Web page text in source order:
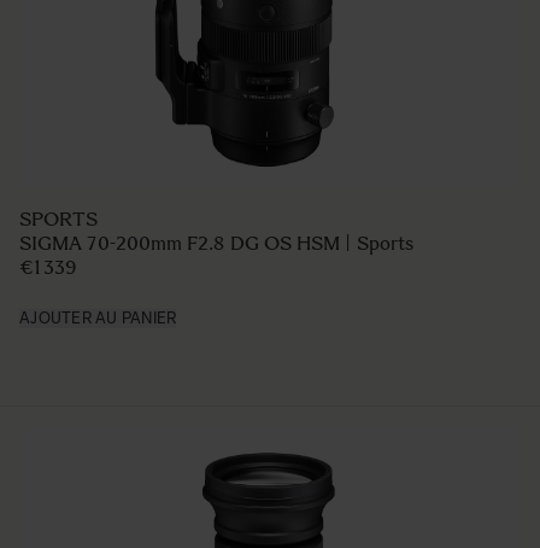
SPORTS
SIGMA 70-200mm F2.8 DG OS HSM | Sports
€1 339
AJOUTER AU PANIER